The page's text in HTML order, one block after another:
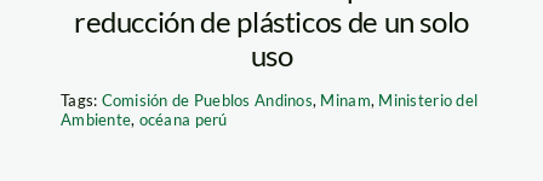
reducción de plásticos de un solo
uso
Tags: Comisión de Pueblos Andinos, Minam, Ministerio del
Ambiente, océana perú